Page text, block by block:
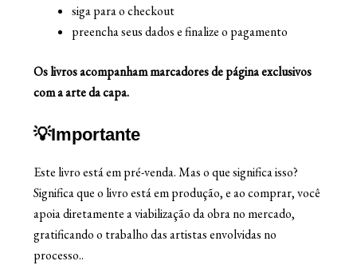
siga para o checkout
preencha seus dados e finalize o pagamento
Os livros acompanham marcadores de página exclusivos
com a arte da capa.
💡Importante
Este livro está em pré-venda. Mas o que significa isso?
Significa que o livro está em produção, e ao comprar, você
apoia diretamente a viabilização da obra no mercado,
gratificando o trabalho das artistas envolvidas no
processo..